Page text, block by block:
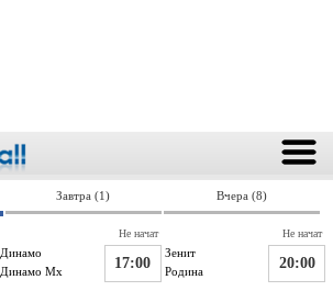
Завтра (1) Вчера (8)
Динамо
Динамо Мх
Зенит
17:00 Родина
Не начат
20:00
Не начат